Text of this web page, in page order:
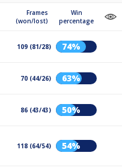
Frames
(won/lost)
Win
percentage
109 (81/28) 74%
70 (44/26) 63%
86 (43/43) 50%
118 (64/54) 54%